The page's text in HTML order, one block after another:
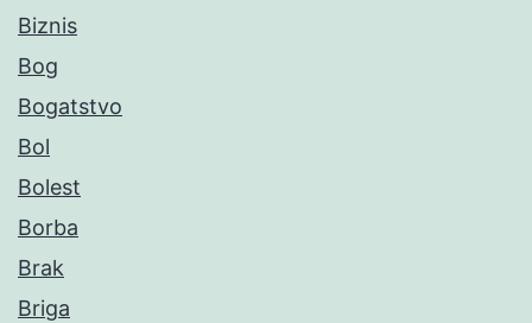
Biznis
Bog
Bogatstvo
Bol
Bolest
Borba
Brak
Briga